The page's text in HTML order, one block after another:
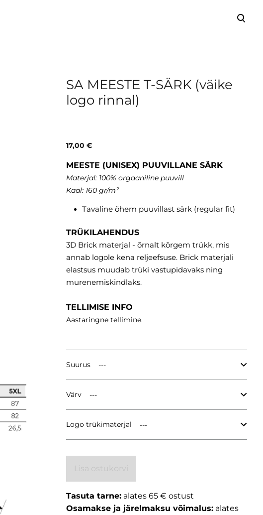
SA MEESTE T-SÄRK (väike
logo rinnal)
17,00 €
MEESTE (UNISEX) PUUVILLANE SÄRK
Materjal: 100% orgaaniline puuvill
Kaal: 160 gr/m²
Tavaline õhem puuvillast särk (regular fit)
TRÜKILAHENDUS
3D Brick materjal - õrnalt kõrgem trükk, mis
annab logole kena reljeefsuse. Brick materjali
elastsus muudab trüki vastupidavaks ning
murenemiskindlaks.
TELLIMISE INFO
Aastaringne tellimine.
Suurus
Värv
Logo trükimaterjal
Tasuta tarne: alates 65 € ostust
Osamakse ja järelmaksu võimalus: alates